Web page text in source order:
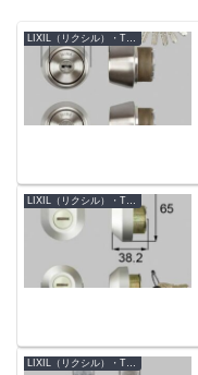
LIXIL（リクシル）・TOSTEM（トステム）
LIXIL（リクシル）・TOSTEM（トステム）